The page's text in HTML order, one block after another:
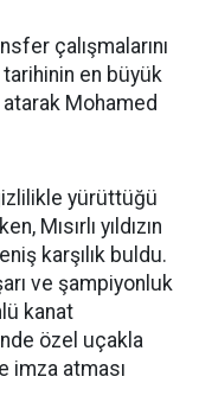
çalışmalarını
en büyük
Mohamed
yürüttüğü
Mısırlı yıldızın
karşılık buldu.
ve şampiyonluk
kanat
özel uçakla
imza atması